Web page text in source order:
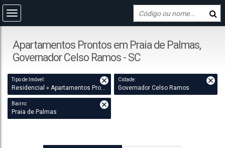
Apartamentos Prontos em Praia de Palmas,
Governador Celso Ramos - SC
Tipo de Imóvel:
Residencial » Apartamentos Prontos
Cidade:
Governador Celso Ramos
Bairro:
Praia de Palmas